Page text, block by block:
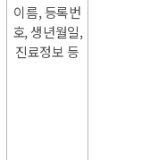
이름, 등록번
호, 생년월일,
진료정보 등